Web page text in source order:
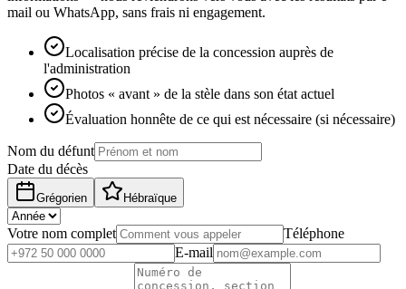
mail ou WhatsApp, sans frais ni engagement.
Localisation précise de la concession auprès de
l'administration
Photos « avant » de la stèle dans son état actuel
Évaluation honnête de ce qui est nécessaire (si nécessaire)
Nom du défunt
Date du décès
Grégorien Hébraïque
Votre nom complet
Téléphone
E-mail